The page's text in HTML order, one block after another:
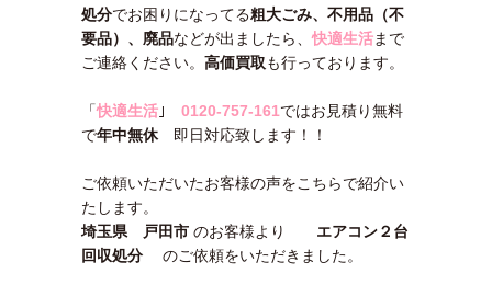
処分でお困りになってる粗大ごみ、不用品（不
要品）、廃品などが出ましたら、快適生活まで
ご連絡ください。 高価買取も行っております。
「快適生活 ｣ 0120-757-161ではお見積り無料
で年中無休 即日対応致します！！
ご依頼いただいたお客様の声をこちらで紹介い
たします。
埼玉県 戸田市 のお客様より
エアコン２台
回収処分
のご依頼をいただきました。